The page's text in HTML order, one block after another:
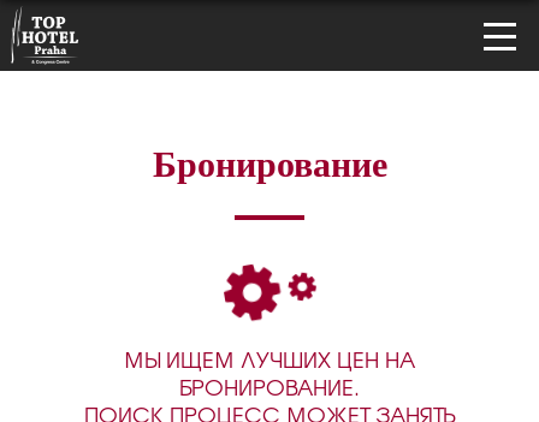
Бронирование
МЫ ИЩЕМ ЛУЧШИХ ЦЕН НА
БРОНИРОВАНИЕ.
ПОИСК ПРОЦЕСС МОЖЕТ ЗАНЯТЬ